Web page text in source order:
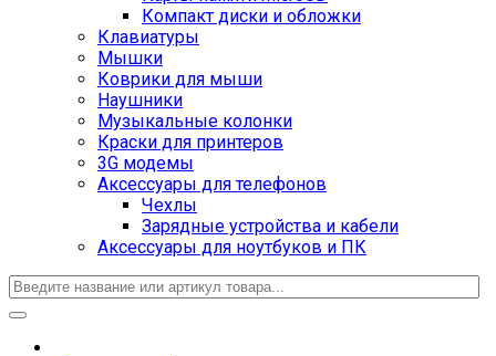
Компакт диски и обложки
Клавиатуры
Мышки
Коврики для мыши
Наушники
Музыкальные колонки
Краски для принтеров
3G модемы
Аксессуары для телефонов
Чехлы
Зарядные устройства и кабели
Аксессуары для ноутбуков и ПК